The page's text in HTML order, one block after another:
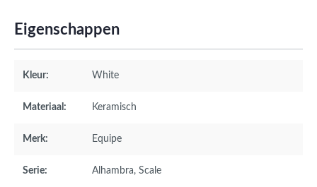
Eigenschappen
Kleur: White
Materiaal: Keramisch
Merk: Equipe
Serie: Alhambra, Scale